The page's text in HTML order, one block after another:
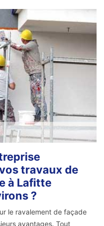
travaux de
à Lafitte
?
le ravalement de façade
avantages. Tout